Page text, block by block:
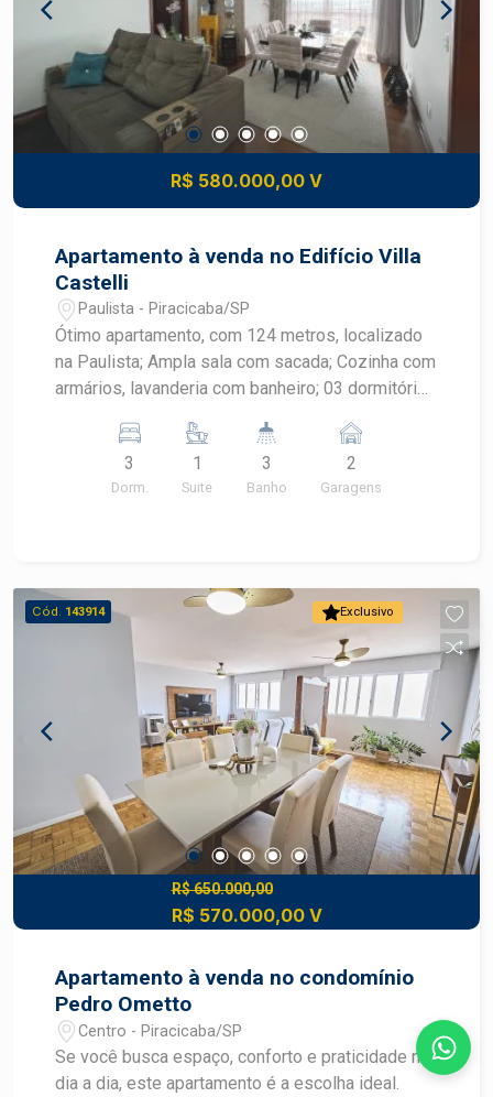
R$ 580.000,00 V
Apartamento à venda no Edifício Villa
Castelli
Paulista - Piracicaba/SP
Ótimo apartamento, com 124 metros, localizado
na Paulista; Ampla sala com sacada; Cozinha com
armários, lavanderia com banheiro; 03 dormitórios
3
Dorm.
1
Suite
3
Banho
2
Garagens
Exclusivo
Cód. 143914
R$ 650.000,00
R$ 570.000,00 V
Apartamento à venda no condomínio
Pedro Ometto
Centro - Piracicaba/SP
Se você busca espaço, conforto e praticidade no
dia a dia, este apartamento é a escolha ideal.